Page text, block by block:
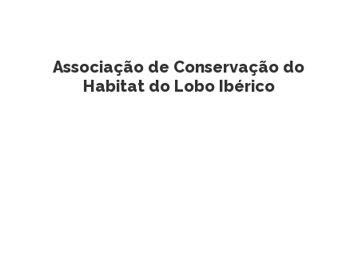
Associação de Conservação do
Habitat do Lobo Ibérico